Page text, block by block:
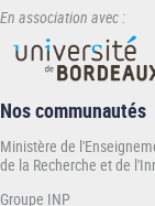
En association avec :
Nos communautés
Ministère de
de la Recherche et de
Groupe INP